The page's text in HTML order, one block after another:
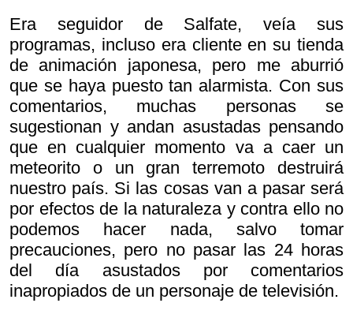
Era seguidor de Salfate, veía sus
programas, incluso era cliente en su tienda
de animación japonesa, pero me aburrió
que se haya puesto tan alarmista. Con sus
comentarios, muchas personas se
sugestionan y andan asustadas pensando
que en cualquier momento va a caer un
meteorito o un gran terremoto destruirá
nuestro país. Si las cosas van a pasar será
por efectos de la naturaleza y contra ello no
podemos hacer nada, salvo tomar
precauciones, pero no pasar las 24 horas
del día asustados por comentarios
inapropiados de un personaje de televisión.